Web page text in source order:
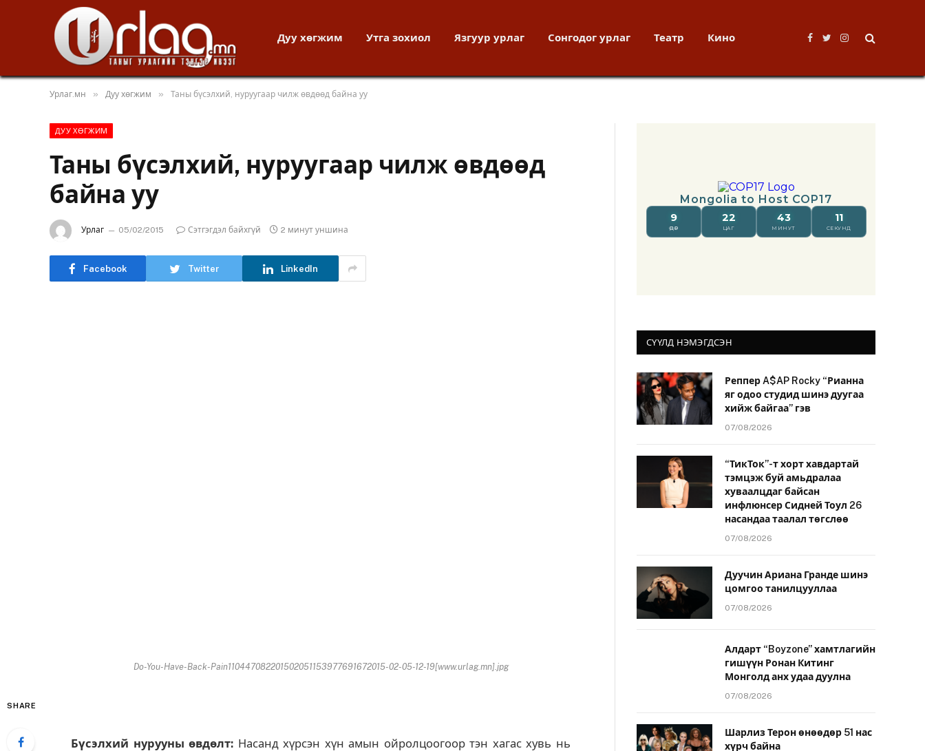
Дуу хөгжим Утга зохиол Язгуур урлаг Сонгодог урлаг Театр Кино
Facebook
TwitterInstagram
Урлаг.мн » Дуу хөгжим » Таны бүсэлхий, нуруугаар чилж өвдөөд байна уу
ДУУ ХӨГЖИМ
Таны бүсэлхий, нуруугаар чилж өвдөөд
байна уу
Урлаг 05/02/2015 Сэтгэгдэл байхгүй 2 минут уншина
Facebook Twitter LinkedIn
Do-You-Have-Back-Pain110447082201502051153977691672015-02-05-12-19[www.urlag.mn].jpg
SHARE
Бүсэлхий нурууны өвдөлт: Насанд хүрсэн хүн амын ойролцоогоор тэн хагас хувь нь
СҮҮЛД НЭМЭГДСЭН
Реппер A$AP Rocky “Рианна
яг одоо студид шинэ дуугаа
хийж байгаа” гэв
07/08/2026
“ТикТок”-т хорт хавдартай
тэмцэж буй амьдралаа
хуваалцдаг байсан
инфлюнсер Сидней Тоул 26
насандаа таалал төгслөө
07/08/2026
Дуучин Ариана Гранде шинэ
цомгоо танилцууллаа
07/08/2026
Алдарт “Boyzone” хамтлагийн
гишүүн Ронан Китинг
Монголд анх удаа дуулна
07/08/2026
Шарлиз Терон өнөөдөр 51 нас
хүрч байна